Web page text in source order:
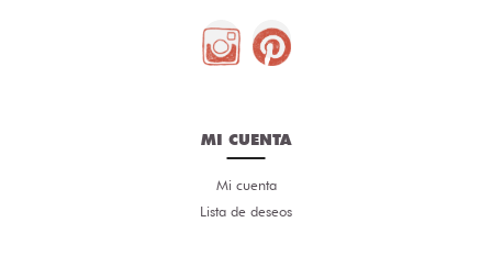
MI CUENTA
Mi cuenta
Lista de deseos